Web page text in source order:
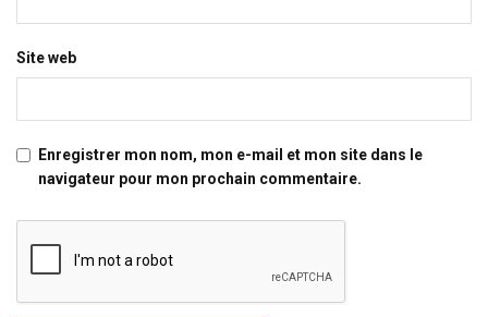
Site web
Enregistrer mon nom, mon e-mail et mon site dans le
navigateur pour mon prochain commentaire.